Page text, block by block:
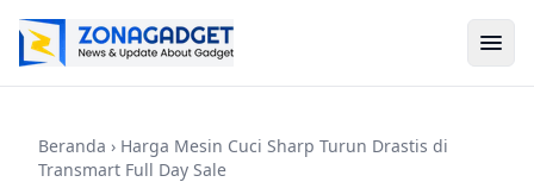
Beranda › Harga Mesin Cuci Sharp Turun Drastis di
Transmart Full Day Sale